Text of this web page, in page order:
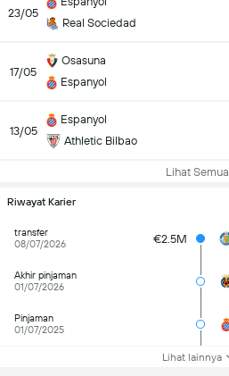
23/05
Real Sociedad
17/05
Osasuna
Espanyol
13/05
Espanyol
Athletic Bilbao
Lihat Semua
Riwayat Karier
transfer
08/07/2026
€2.5M
Akhir pinjaman
01/07/2026
Pinjaman
01/07/2025
Lihat lainnya